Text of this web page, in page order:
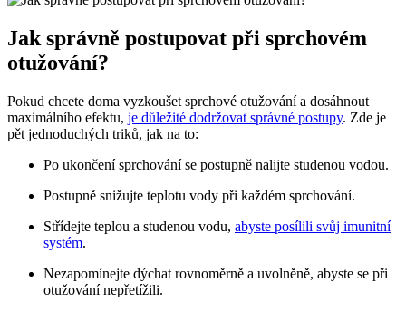
Jak správně postupovat při sprchovém
otužování?
Pokud chcete doma vyzkoušet sprchové otužování a dosáhnout
maximálního efektu, je důležité dodržovat správné postupy. Zde je
pět jednoduchých triků, jak na to:
Po ukončení sprchování se postupně nalijte studenou vodou.
Postupně snižujte teplotu vody při každém sprchování.
Střídejte teplou a studenou vodu, abyste posílili svůj imunitní
systém.
Nezapomínejte dýchat rovnoměrně a uvolněně, abyste se při
otužování nepřetížili.